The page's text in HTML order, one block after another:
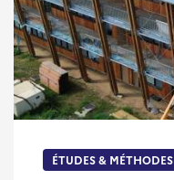
ÉTUDES & MÉTHODES